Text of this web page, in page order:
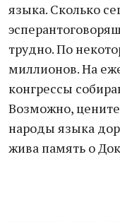
языка. Сколько
трудно. По
миллионов. На
конгрессы
Возможно,
народы языка
жива память о